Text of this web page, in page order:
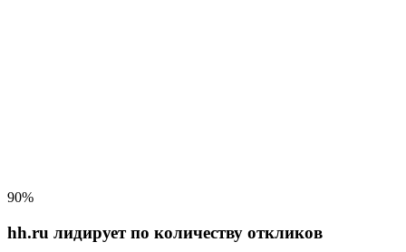
90%
hh.ru лидирует по количеству откликов